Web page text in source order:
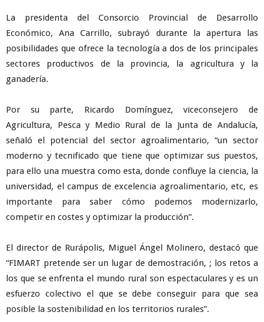
La presidenta del Consorcio Provincial de Desarrollo
Económico, Ana Carrillo, subrayó durante la apertura las
posibilidades que ofrece la tecnología a dos de los principales
sectores productivos de la provincia, la agricultura y la
ganadería.
Por su parte, Ricardo Domínguez, viceconsejero de
Agricultura, Pesca y Medio Rural de la Junta de Andalucía,
señaló el potencial del sector agroalimentario, “un sector
moderno y tecnificado que tiene que optimizar sus puestos,
para ello una muestra como esta, donde confluye la ciencia, la
universidad, el campus de excelencia agroalimentario, etc, es
importante para saber cómo podemos modernizarlo,
competir en costes y optimizar la producción”.
El director de Rurápolis, Miguel Ángel Molinero, destacó que
“FIMART pretende ser un lugar de demostración, ; los retos a
los que se enfrenta el mundo rural son espectaculares y es un
esfuerzo colectivo el que se debe conseguir para que sea
posible la sostenibilidad en los territorios rurales”.